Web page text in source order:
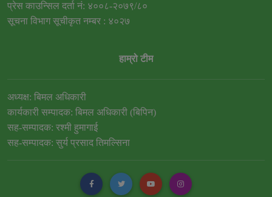
प्रेस काउन्सिल दर्ता नं: ४००८-२०७९/८०
सूचना विभाग सूचीकृत नम्बर : ४०२७
हाम्रो टीम
अध्यक्ष: बिमल अधिकारी
कार्यकारी सम्पादक: बिमल अधिकारी (बिपिन)
सह-सम्पादक: रश्मी हुमागाई
सह-सम्पादक: सुर्य प्रसाद तिमल्सिना